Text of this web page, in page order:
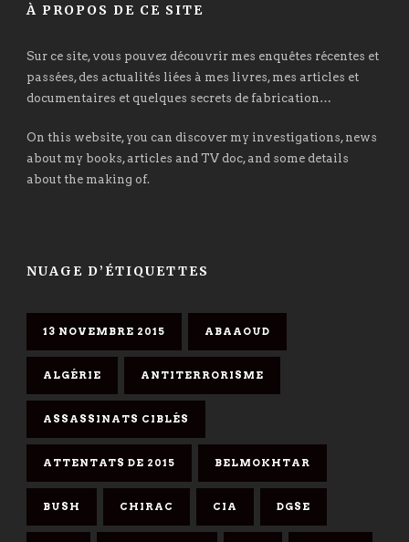
À PROPOS DE CE SITE
Sur ce site, vous pouvez découvrir mes enquêtes récentes et
passées, des actualités liées à mes livres, mes articles et
documentaires et quelques secrets de fabrication…
On this website, you can discover my investigations, news
about my books, articles and TV doc, and some details
about the making of.
NUAGE D’ÉTIQUETTES
13 NOVEMBRE 2015 ABAAOUD
ALGÉRIE ANTITERRORISME
ASSASSINATS CIBLÉS
ATTENTATS DE 2015 BELMOKHTAR
BUSH CHIRAC CIA DGSE